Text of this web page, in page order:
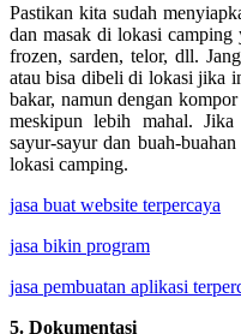
Pastikan kita sudah
dan masak di lokasi
frozen, sarden, telor, dll.
atau bisa dibeli di lokasi jika
bakar, namun dengan
meskipun lebih mahal.
sayur-sayur dan buah-
lokasi camping.
jasa buat website terpercaya
jasa bikin program
jasa pembuatan aplikasi
5. Dokumentasi